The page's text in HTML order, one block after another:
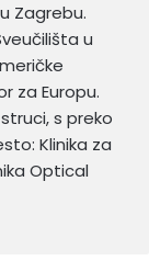
Zagrebu.
u
za Europu.
s preko
Klinika za
Optical